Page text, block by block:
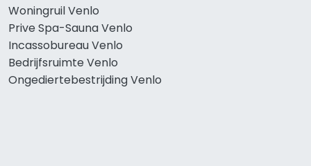
Woningruil Venlo
Prive Spa-Sauna Venlo
Incassobureau Venlo
Bedrijfsruimte Venlo
Ongediertebestrijding Venlo